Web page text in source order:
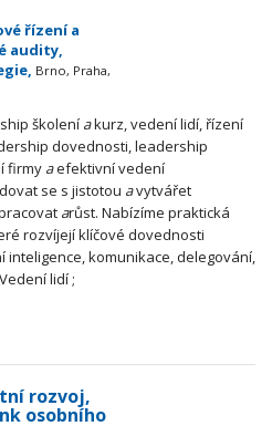
řízení a
audity,
Brno, Praha,
školení akurz, vedení lidí, řízení
dovednosti, leadership
firmy aefektivní vedení
se s jistotou avytvářet
arůst. Nabízíme praktická
rozvíjejí klíčové dovednosti
inteligence, komunikace, delegování,
lidí ;
rozvoj,
osobního